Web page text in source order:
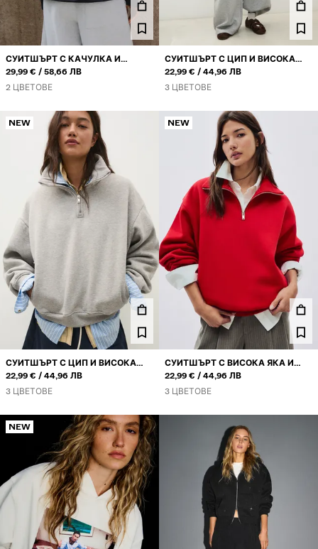
СУИТШЪРТ С КАЧУЛКА И
ЩАМПА
29,99 € ИЛИ
58,66 ЛВ
2 ЦВЕТОВЕ
СУИТШЪРТ С ЦИП И ВИСОКА
ЯКА
22,99 € ИЛИ
44,96 ЛВ
3 ЦВЕТОВЕ
NEW
СУИТШЪРТ С ЦИП И ВИСОКА
ЯКА
22,99 € ИЛИ
44,96 ЛВ
3 ЦВЕТОВЕ
NEW
СУИТШЪРТ С ВИСОКА ЯКА И
ЦИП
22,99 € ИЛИ
44,96 ЛВ
3 ЦВЕТОВЕ
NEW